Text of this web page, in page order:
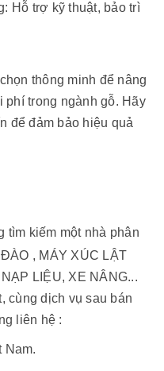
Hỗ trợ kỹ thuật, bảo trì
thông minh để nâng
phí trong ngành gỗ. Hãy
để đảm bảo hiệu quả
tìm kiếm một nhà phân
, MÁY XÚC LẬT
LIỆU, XE NÂNG...
cùng dịch vụ sau bán
liên hệ :
Nam.